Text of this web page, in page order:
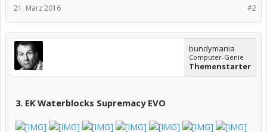
#2
21. März 2016
bundymania
Computer-Genie
Themenstarter
3. EK Waterblocks Supremacy EVO